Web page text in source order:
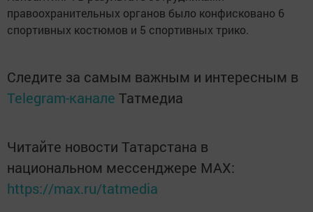
правоохранительных органов было конфисковано 6
спортивных костюмов и 5 спортивных трико.
Следите за самым важным и интересным в
Telegram-канале Татмедиа
Читайте новости Татарстана в
национальном мессенджере MАХ:
https://max.ru/tatmedia